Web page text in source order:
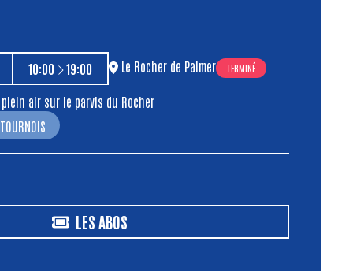
10:00 À
19:00 Le Rocher de Palmer TERMINÉ
air sur le parvis du Rocher
LES ABOS